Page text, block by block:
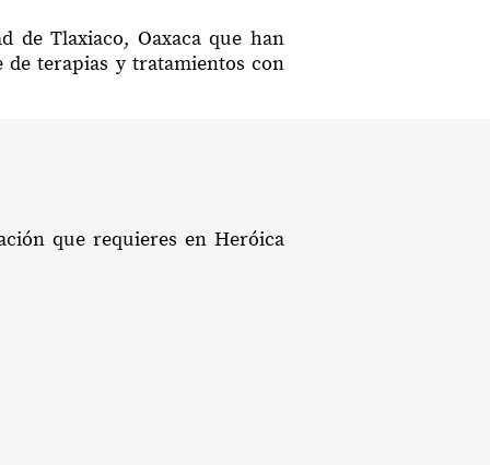
de Tlaxiaco, Oaxaca que han
terapias y tratamientos con
que requieres en Heróica